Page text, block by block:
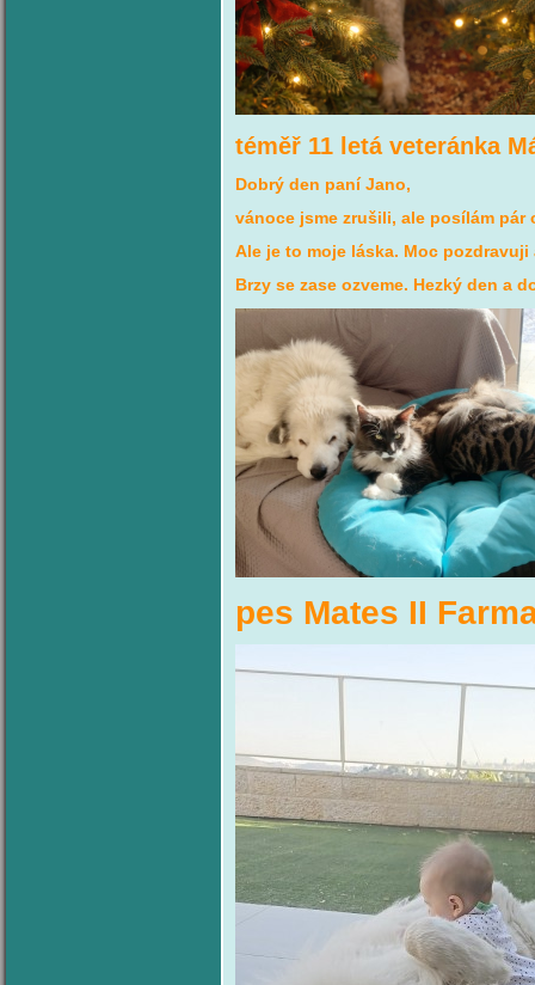
téměř 11 letá veteránka
Dobrý den paní Jano,
vánoce jsme zrušili, ale posílám pár
Ale je to moje láska. Moc pozdravuji
Brzy se zase ozveme. Hezký den a
pes Mates II